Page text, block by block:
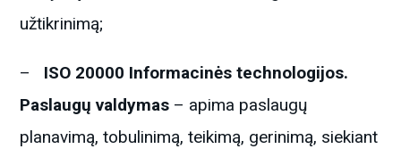
užtikrinimą;
– ISO 20000 Informacinės technologijos.
Paslaugų valdymas – apima paslaugų
planavimą, tobulinimą, teikimą, gerinimą, siekiant